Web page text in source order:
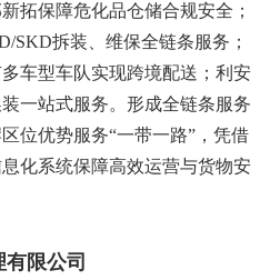
拓保障危化品仓储合规安全；
SKD拆装、维保全链条服务；
车型车队实现跨境配送；利安
一站式服务。形成全链条服务
位优势服务“一带一路”，凭借
化系统保障高效运营与货物安
限公司